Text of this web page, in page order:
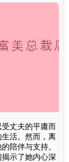
丈夫的平庸而
活。然而，离
陪伴与支持。
示了她内心深